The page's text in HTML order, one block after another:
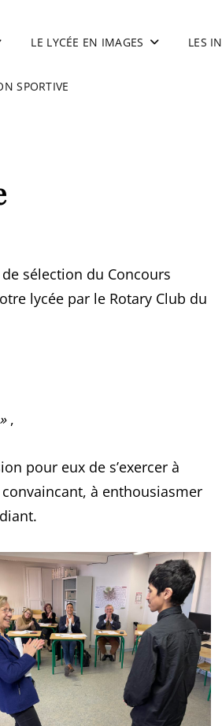
LE LYCÉE EN IMAGES LES
SPORTIVE
sélection du Concours
lycée par le Rotary Club du
,
pour eux de s’exercer à
à enthousiasmer